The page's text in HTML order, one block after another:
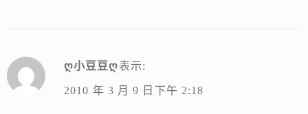
ღ小豆豆ღ表示:
2010 年 3 月 9 日下午 2:18